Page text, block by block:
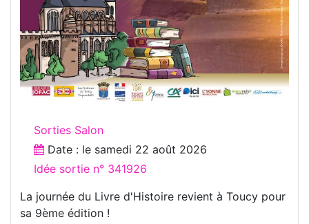
Sorties Salon
Date : le samedi 22 août 2026
Idée sortie n° 341926
La journée du Livre d'Histoire revient à Toucy pour
sa 9ème édition !